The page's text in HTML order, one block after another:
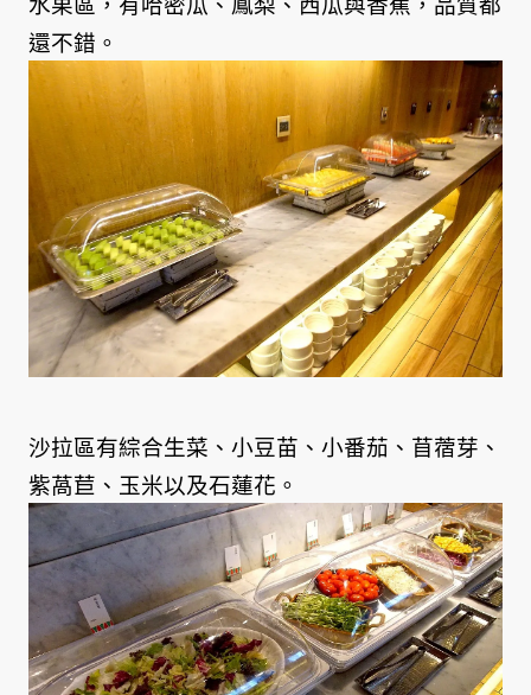
還不錯。
沙拉區有綜合生菜、小豆苗、小番茄、苜蓿芽、
紫萵苣、玉米以及石蓮花。